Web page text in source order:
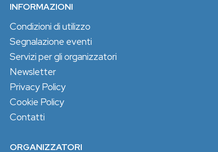
INFORMAZIONI
Condizioni di utilizzo
Segnalazione eventi
Servizi per gli organizzatori
Newsletter
Privacy Policy
Cookie Policy
Contatti
ORGANIZZATORI